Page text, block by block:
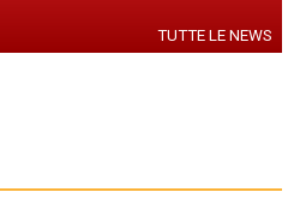
TUTTE LE NEWS